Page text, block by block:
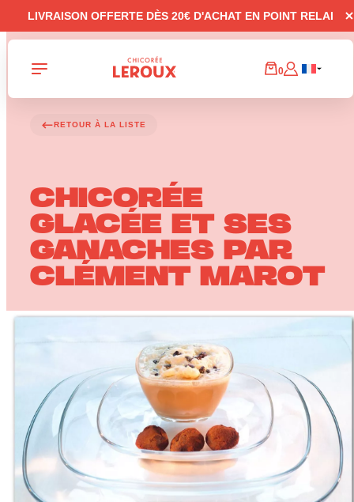
LIVRAISON OFFERTE DÈS 20€ D'ACHAT EN POINT RELAI
0
RETOUR À LA LISTE
CHICORÉE
GLACÉE ET SES
GANACHES PAR
CLÉMENT MAROT
Panneau de gestion des cookies